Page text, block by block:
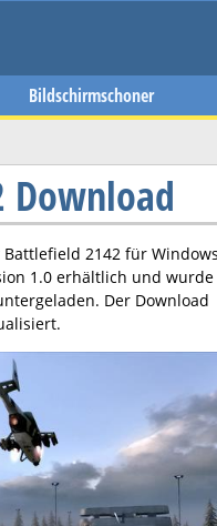
Bildschirmschoner
Download
Battlefield 2142 für
1.0 erhältlich und wurde
Der Download